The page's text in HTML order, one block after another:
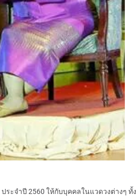
ระจำปี 2560 ให้กับบุคคลในแวดวงต่างๆ ทั้